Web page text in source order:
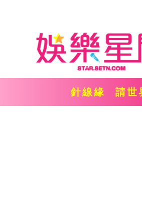
針線緣 請世